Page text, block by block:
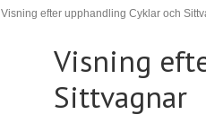
Visning efter upphandling Cyklar och
Visning
Sittvagnar